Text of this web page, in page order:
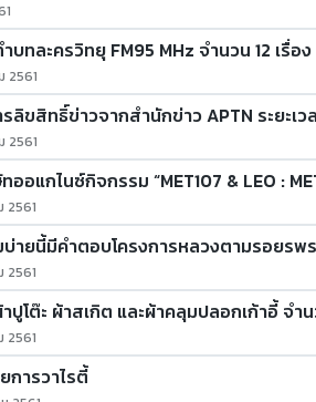
บทละครวิทยุ FM95 MHz จำนวน 12 เรื่อง
2561
ลิขสิทธิ์ข่าวจากสำนักข่าว APTN ระยะเว
2561
อแกไนซ์กิจกรรม “MET107 & LEO :
2561
ายนี้มีคำตอบโครงการหลวงตามรอยรพ
2561
ปูโต๊ะ ผ้าสเกิต และผ้าคลุมปลอกเก้าอี้ จำ
2561
การวาไรตี้